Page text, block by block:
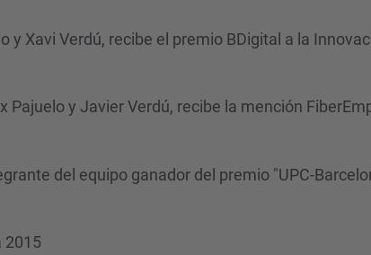
Xavi Verdú, recibe el premio BDigital a la
y Javier Verdú, recibe la mención
del equipo ganador del premio "UPC-
2015